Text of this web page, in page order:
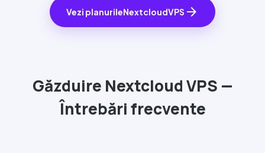
Vezi planurileNextcloudVPS arrow_forward
Găzduire NextcloudVPS —
Întrebări frecvente